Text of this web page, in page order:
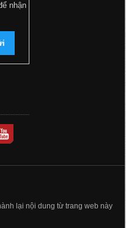
nhận
lại nội dung từ trang web này